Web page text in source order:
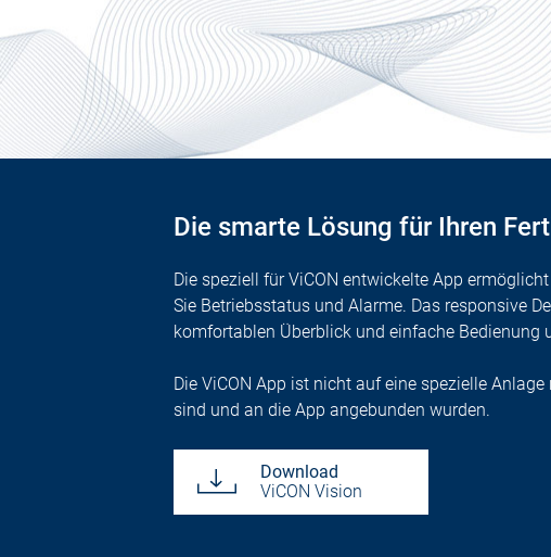
Die smarte Lösung für Ihren
Die speziell für ViCON entwickelte App
Sie Betriebsstatus und Alarme. Das responsive
komfortablen Überblick und einfache Bedienung
Die ViCON App ist nicht auf eine spezielle
sind und an die App angebunden wurden.
Download
ViCON Vision